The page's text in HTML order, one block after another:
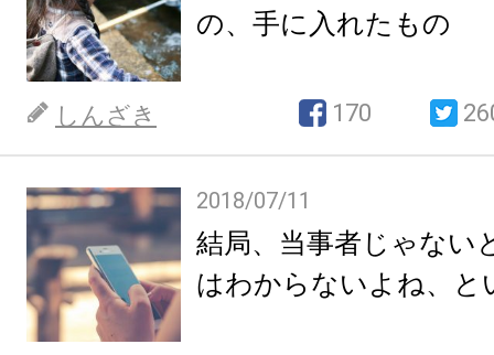
の、手に入れたもの
しんざき 170
2018/07/11
結局、当事者じゃない
はわからないよね、と